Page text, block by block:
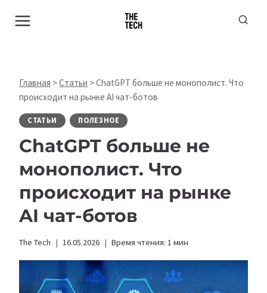
Главная >Статьи >ChatGPT больше не монополист. Что
происходит на рынке AI чат-ботов
СТАТЬИ ПОЛЕЗНОЕ
ChatGPT больше не
монополист. Что
происходит на рынке
AI чат-ботов
The Tech 16.05.2026 Время чтения: 1 мин